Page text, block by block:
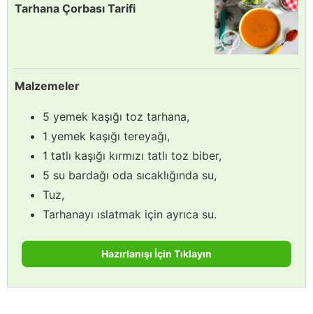
Tarhana Çorbası Tarifi
Malzemeler
5 yemek kaşığı toz tarhana,
1 yemek kaşığı tereyağı,
1 tatlı kaşığı kırmızı tatlı toz biber,
5 su bardağı oda sıcaklığında su,
Tuz,
Tarhanayı ıslatmak için ayrıca su.
Hazırlanışı İçin Tıklayın